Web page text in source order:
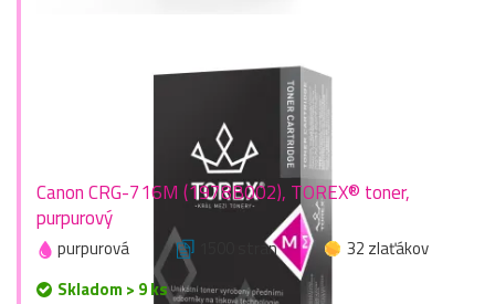
Canon CRG-716M (1978B002), TOREX® toner,
purpurový
purpurová 1500 stran
32 zlaťákov
Skladom > 9 ks